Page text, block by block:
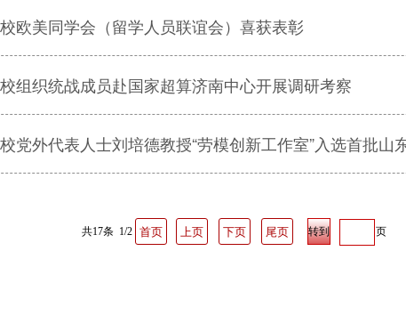
欧美同学会（留学人员联谊会）喜获表彰
组织统战成员赴国家超算济南中心开展调研考察
共17条 1/2 首页 上页 下页 尾页 页